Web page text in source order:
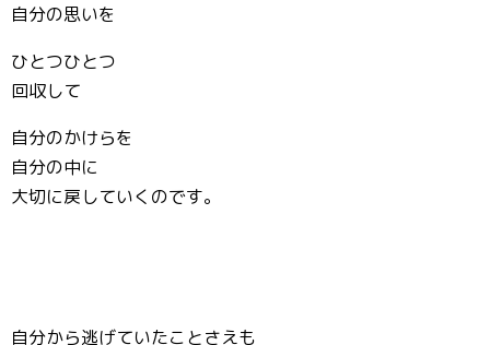
自分の思いを
ひとつひとつ
回収して
自分のかけらを
自分の中に
大切に戻していくのです。
自分から逃げていたことさえも